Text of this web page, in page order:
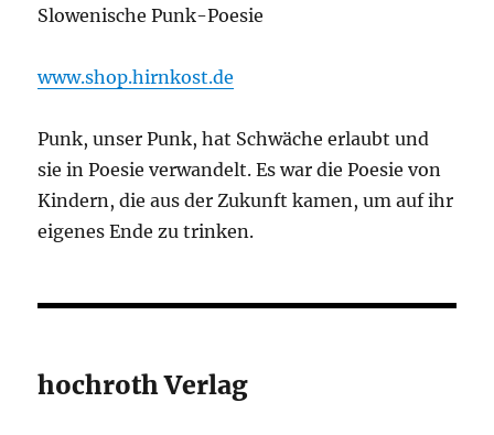
Slowenische Punk-Poesie
www.shop.hirnkost.de
Punk, unser Punk, hat Schwäche erlaubt und
sie in Poesie verwandelt. Es war die Poesie von
Kindern, die aus der Zukunft kamen, um auf ihr
eigenes Ende zu trinken.
hochroth Verlag